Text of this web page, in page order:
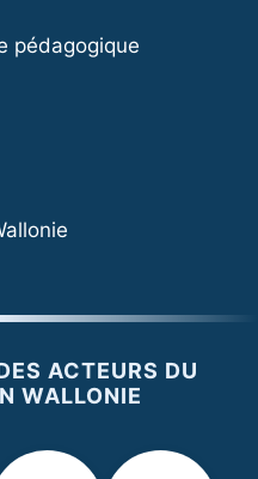
pédagogique
ACTEURS DU
WALLONIE